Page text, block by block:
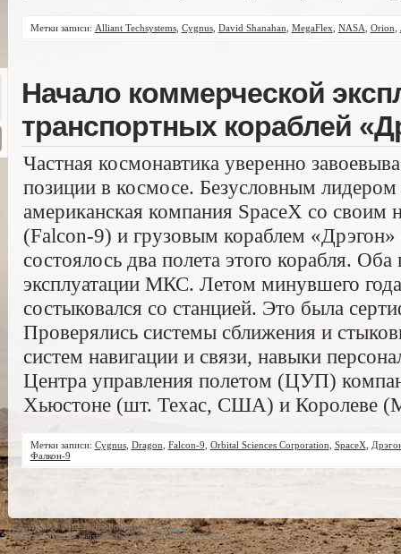
Метки записи: Alliant Techsystems, Cygnus, David Shanahan MegaFlex NASA Orion
Начало коммерческой
транспортных кораблей
Частная космонавтика уверенно
позиции в космосе. Безусловным лидером
американская компания SpaceX со своим
(Falcon-9) и грузовым кораблем
состоялось два полета этого корабля.
эксплуатации МКС. Летом минувшего
состыковался со станцией. Это была
Проверялись системы сближения и
систем навигации и связи, навыки
Центра управления полетом (ЦУП)
Хьюстоне (шт. Техас, США) и Королеве
Метки записи: Cygnus, Dragon Falcon-9 Orbital Sciences Corporation SpaceX
Фалкон-9
Copyright © 2012-2026 · Powered byDVB.UZ
DVB & MHP are registered trademarks of the DVB Project.